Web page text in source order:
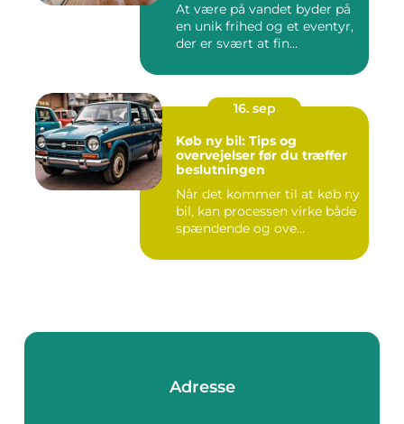
At være på vandet byder på
en unik frihed og et eventyr,
der er svært at fin...
16. sep
Køb ny bil: Tips og
overvejelser før du træffer
beslutningen
Når det kommer til at køb ny
bil, kan processen virke både
spændende og ove...
Adresse